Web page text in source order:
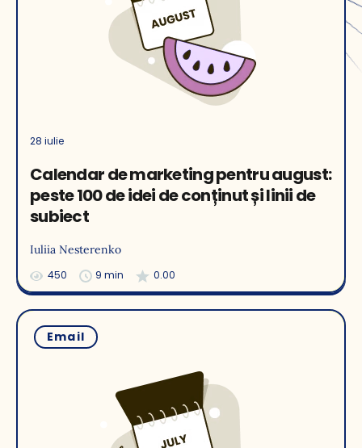
28 iulie
Calendar de marketing pentru august:
peste 100 de idei de conținut și linii de
subiect
Iuliia Nesterenko
450 9 min 0.00
Email